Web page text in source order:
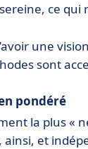
ce qui
une
sont
pondéré
la plus «
et